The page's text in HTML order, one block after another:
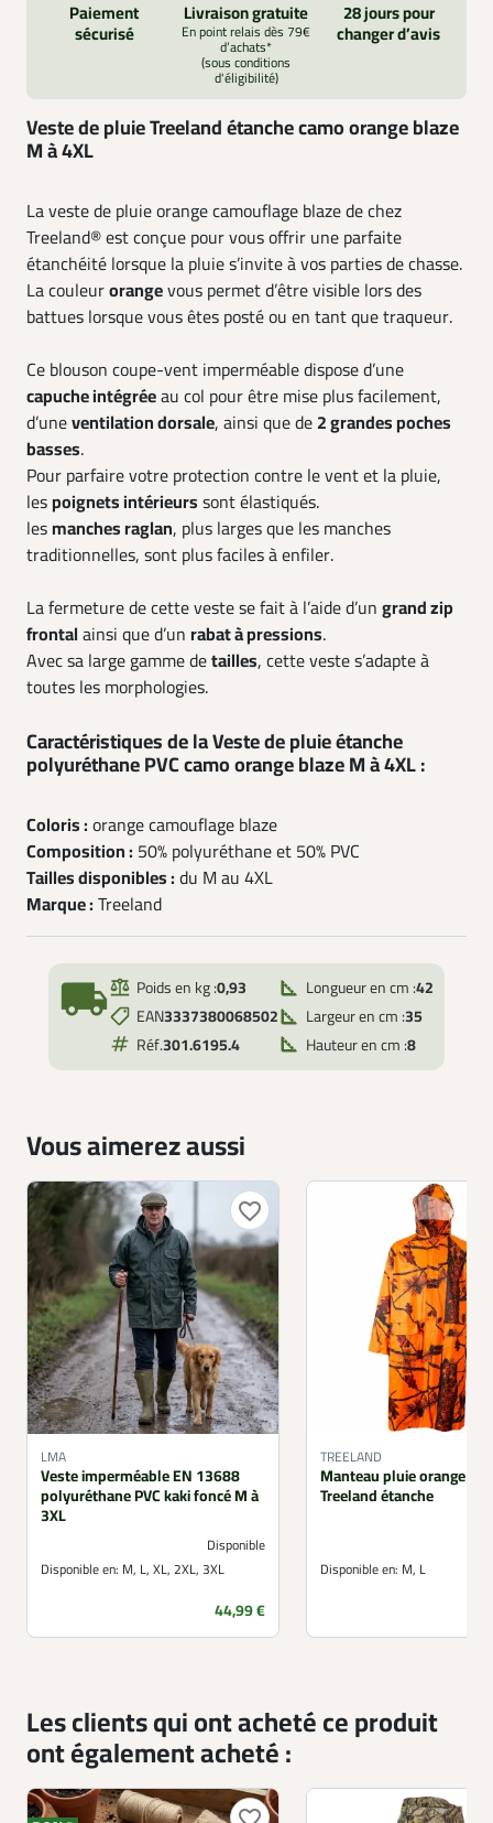
Paiement
sécurisé
Livraison gratuite
En point relais dès 79€
d’achats*
(sous conditions
d'éligibilité)
28 jours pour
changer d’avis
Veste de pluie Treeland étanche camo orange blaze
M à 4XL
La veste de pluie orange camouflage blaze de chez
Treeland® est conçue pour vous offrir une parfaite
étanchéité lorsque la pluie s’invite à vos parties de chasse.
La couleurorangevous permet d’être visible lors des
battues lorsque vous êtes posté ou en tant que traqueur.
Ce blouson coupe-vent imperméable dispose d’une
capuche intégréeau col pour être mise plus facilement,
d’uneventilation dorsale, ainsi que de 2 grandes poches
basses.
Pour parfaire votre protection contre le vent et la pluie,
lespoignets intérieurs sont élastiqués.
lesmanches raglan, plus larges que les manches
traditionnelles, sont plus faciles à enfiler.
La fermeture de cette veste se fait à l’aide d’un grand zip
frontal ainsi que d’un rabat à pressions.
Avec sa large gamme detailles, cette veste s’adapte à
toutes les morphologies.
Caractéristiques de la Veste de pluie étanche
polyuréthane PVC camo orange blaze M à 4XL :
Coloris : orange camouflage blaze
Composition : 50% polyuréthane et 50% PVC
Tailles disponibles : du M au 4XL
Marque : Treeland
local_shipping Poids en kg :0,93
EAN3337380068502
Réf.301.6195.4
Longueur en cm :42
Largeur en cm :35
Hauteur en cm :8
Vous aimerez aussi
favorite_border
LMA
Veste imperméable EN 13688
polyuréthane PVC kaki foncé M à
3XL
Disponible
Disponible en: M, L, XL, 2XL, 3XL
Prix
44,99 €
TREELAND
Manteau pluie orange
Treeland étanche
Disponible en: M, L
Les clients qui ont acheté ce produit
ont également acheté :